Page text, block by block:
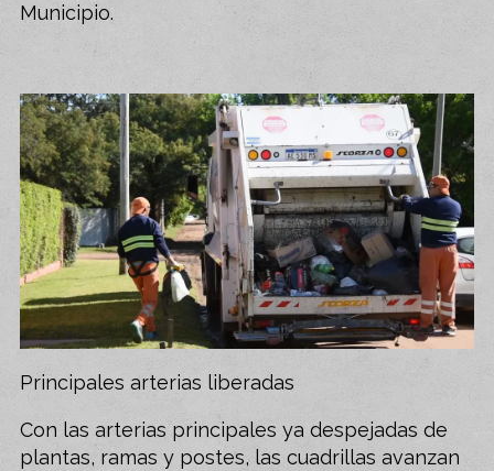
Municipio.
Principales arterias liberadas
Con las arterias principales ya despejadas de
plantas, ramas y postes, las cuadrillas avanzan